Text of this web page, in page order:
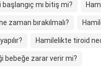
mı bitiş mi?
zaman bırakılmalı?
Hamilelikte tiroid
bebeğe zarar verir mi?